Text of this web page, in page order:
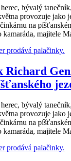
bývalý
provozuje jako
na
majitele
Richard
bývalý
provozuje jako
na
majitele